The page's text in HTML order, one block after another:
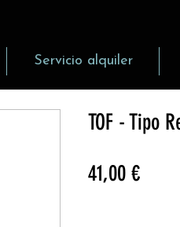
Servicio alquiler
TOF - Tipo
41,00 €Precio